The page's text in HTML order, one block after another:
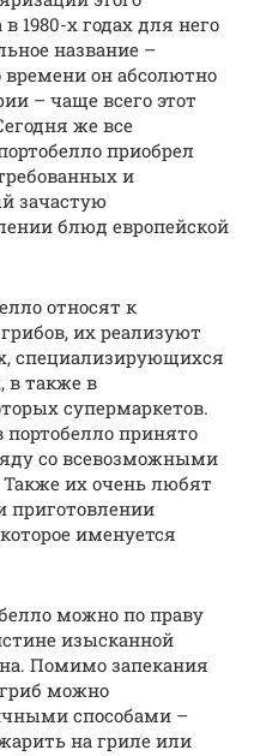
1980-х годах для него
название –
времени он абсолютно
– чаще всего этот
же все
приобрел
и
зачастую
блюд европейской
относят к
их реализуют
специализирующихся
в также в
супермаркетов.
принято
со всевозможными
их очень любят
приготовлении
именуется
можно по праву
изысканной
Помимо запекания
можно
способами –
на гриле или